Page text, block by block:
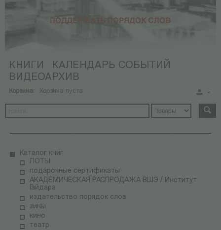
КНИГИ
КАЛЕНДАРЬ СОБЫТИЙ
ВИДЕОАРХИВ
Корзина: Корзина пуста
Каталог книг
ЛОТЫ
подарочные сертификаты
АКАДЕМИЧЕСКАЯ РАСПРОДАЖА ВШЭ / Институт
Гайдара
издательство порядок слов
зины
кино
театр